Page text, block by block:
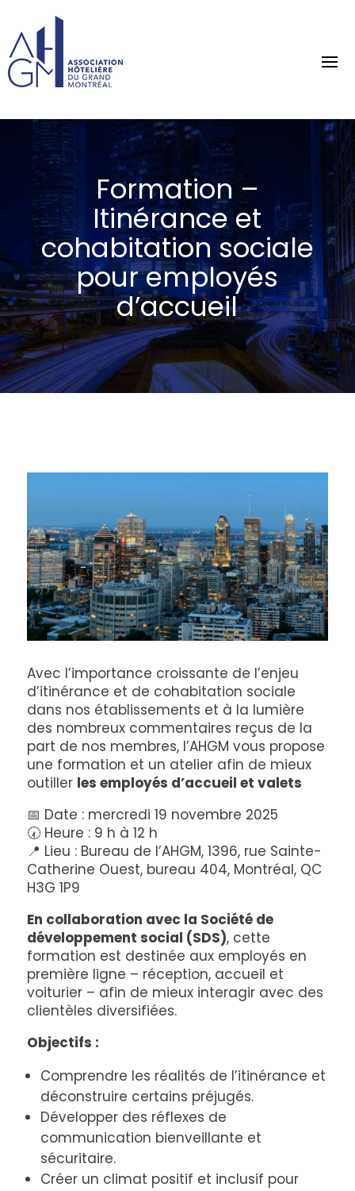
Formation –
Itinérance et
cohabitation sociale
pour employés
d’accueil
Avec l’importance croissante de l’enjeu
d’itinérance et de cohabitation sociale
dans nos établissements et à la lumière
des nombreux commentaires reçus de la
part de nos membres, l’AHGM vous propose
une formation et un atelier afin de mieux
outiller les employés d’accueil et valets
📅 Date : mercredi 19 novembre 2025
🕢 Heure : 9 h à 12 h
📍 Lieu : Bureau de l’AHGM, 1396, rue Sainte-
Catherine Ouest, bureau 404, Montréal, QC
H3G 1P9
En collaboration avec la Société de
développement social (SDS), cette
formation est destinée aux employés en
première ligne – réception, accueil et
voiturier – afin de mieux interagir avec des
clientèles diversifiées.
Objectifs :
Comprendre les réalités de l’itinérance et
déconstruire certains préjugés.
Développer des réflexes de
communication bienveillante et
sécuritaire.
Créer un climat positif et inclusif pour